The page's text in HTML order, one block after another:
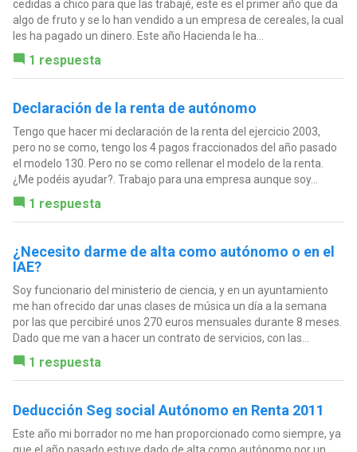
cedidas a chico para que las trabajé, este es el primer año que da
algo de fruto y se lo han vendido a un empresa de cereales, la cual
les ha pagado un dinero. Este año Hacienda le ha...
1 respuesta
Declaración de la renta de autónomo
Tengo que hacer mi declaración de la renta del ejercicio 2003,
pero no se como, tengo los 4 pagos fraccionados del año pasado
el modelo 130. Pero no se como rellenar el modelo de la renta.
¿Me podéis ayudar?. Trabajo para una empresa aunque soy...
1 respuesta
¿Necesito darme de alta como autónomo o en el
IAE?
Soy funcionario del ministerio de ciencia, y en un ayuntamiento
me han ofrecido dar unas clases de música un día a la semana
por las que percibiré unos 270 euros mensuales durante 8 meses.
Dado que me van a hacer un contrato de servicios, con las...
1 respuesta
Deducción Seg social Autónomo en Renta 2011
Este año mi borrador no me han proporcionado como siempre, ya
que el año pasado estuve dado de alta como autónomo por un